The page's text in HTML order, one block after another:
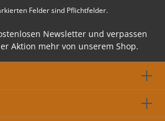
rund ums Thema Harley
Davidson® zur Verfügung.
Felder sind Pflichtfelder.
Newsletter und verpassen
Aktion mehr von unserem Shop.